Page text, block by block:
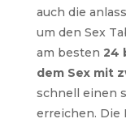
auch die
um den Sex
am besten 24
dem Sex mit
schnell einen
erreichen. Die